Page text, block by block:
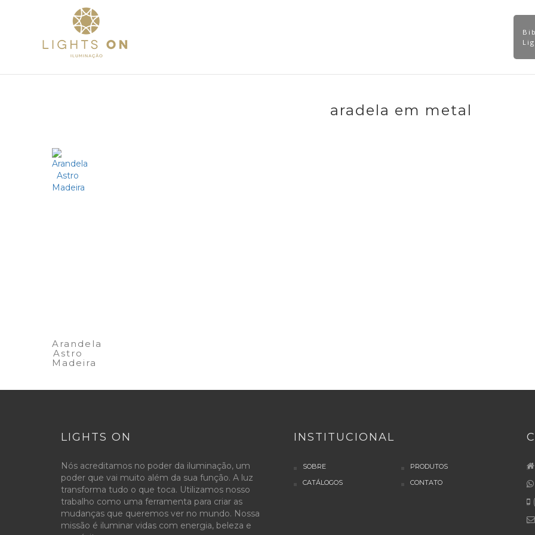
aradela em metal
Arandela
Astro
Madeira
LIGHTS ON
Nós acreditamos no poder da iluminação, um
poder que vai muito além da sua função. A luz
transforma tudo o que toca. Utilizamos nosso
trabalho como uma ferramenta para criar as
mudanças que queremos ver no mundo. Nossa
missão é iluminar vidas com energia, beleza e
INSTITUCIONAL
SOBRE
PRODUTOS
CATÁLOGOS
CONTATO